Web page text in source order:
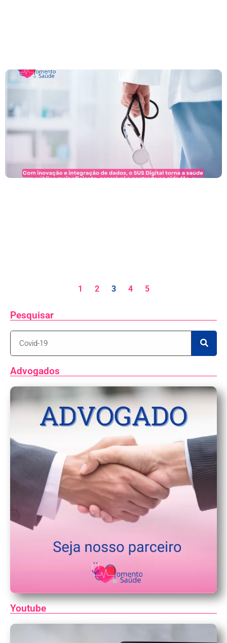
1 2 3 4 5
Pesquisar
Advogados
Youtube